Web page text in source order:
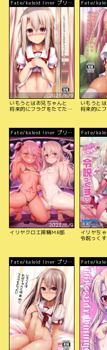
Fate/kaleid liner プリズ
マ☆イリヤ
2023/8/9
いもうとはお兄ちゃんと
将来的にフラグをたてた
Fate/
マ☆イリヤ
いもうと
将来的に
Fate/kaleid liner プリズ
マ☆イリヤ
2023/8/9
イリヤクロエ搾精MB部
Fate/
マ☆イリヤ
イリヤち
令呪っくす
Fate/kaleid liner プリズ
マ☆イリヤ
Fate/
マ☆イリヤ